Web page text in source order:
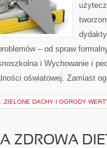
– od spraw
i Wychowanie i
oświatowej. Zamiast
ZIELONE DACHY I OGRODY
ZDROWA